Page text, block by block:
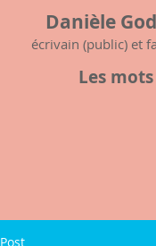
Danièle
écrivain (public) et
Les
Post